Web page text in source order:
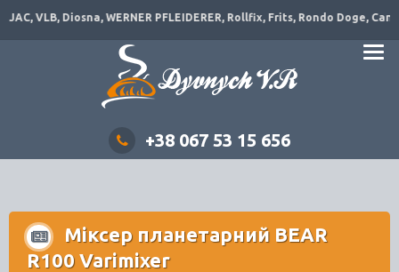
VLB, Diosna, WERNER PFLEIDERER, Rollfix, Frits, Rondo Doge,
+38 067 53 15 656
Міксер планетарний BEAR
R100 Varimixer